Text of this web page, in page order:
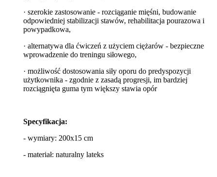
· szerokie zastosowanie - rozciąganie mięśni, budowanie
odpowiedniej stabilizacji stawów, rehabilitacja pourazowa i
powypadkowa,
· alternatywa dla ćwiczeń z użyciem ciężarów - bezpieczne
wprowadzenie do treningu siłowego,
· możliwość dostosowania siły oporu do predyspozycji
użytkownika - zgodnie z zasadą progresji, im bardziej
rozciągnięta guma tym większy stawia opór
Specyfikacja:
- wymiary: 200x15 cm
- materiał: naturalny lateks